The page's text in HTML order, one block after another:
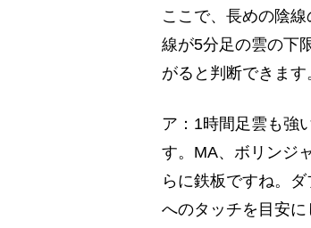
ここで、長めの陰
線が5分足の雲の下
がると判断できます
ア：1時間足雲も強
す。MA、ボリンジ
らに鉄板ですね。
へのタッチを目安